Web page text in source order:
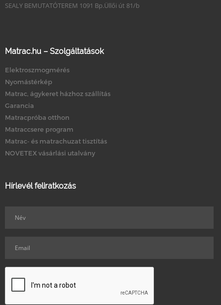
SEALY BEMUTATÓTEREM 1091 Bp.Üllői út 81/b
Matrac.hu – Szolgáltatások
Elektroszmogmérés
Nyomástérkép
Matrac, ágykeret házhoz szállítás
Garancia
Matracpróba otthon
Matraccsere program
Matrac- és matrachuzat tisztítás
NOVETEX vásárlási utalvány
Hírlevél feliratkozás